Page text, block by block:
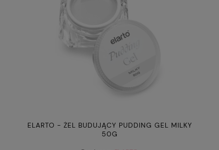
ELARTO - ŻEL BUDUJĄCY PUDDING GEL MILKY
50G